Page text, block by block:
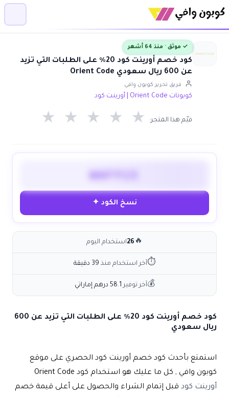
✓ موثق · منذ 64 أشهر
كود خصم أورينت كود 20٪ على الطلبات التي تزيد
عن 600 ريال سعودي Orient Code
فريق تحرير كوبون وافي
كوبونات Orient Code | أورينت كود
قيّم هذا المتجر: ★ ★ ★ ★ ★
WAFY15
نسخ الكود ✦
🔥
26استخدام اليوم
⏱آخر استخدام منذ 39 دقيقة
💰آخر توفير 58.1 درهم إماراتي
كود خصم أورينت كود 20٪ على الطلبات التي تزيد عن 600
ريال سعودي
استمتع بأحدث كود خصم أورينت كود الحصري على موقع
كوبون وافي , كل ما عليك هو استخدام كود Orient Code
أورينت كود قبل إتمام الشراء والحصول على أعلى قيمة خصم